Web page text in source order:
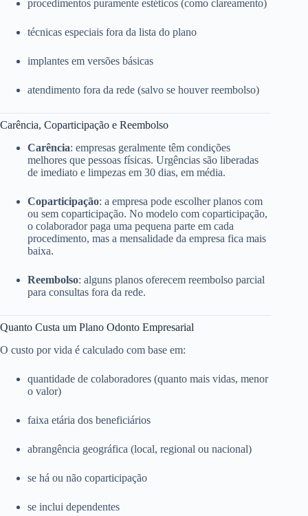
procedimentos puramente estéticos (como clareamento)
técnicas especiais fora da lista do plano
implantes em versões básicas
atendimento fora da rede (salvo se houver reembolso)
Carência, Coparticipação e Reembolso
Carência: empresas geralmente têm condições
melhores que pessoas físicas. Urgências são liberadas
de imediato e limpezas em 30 dias, em média.
Coparticipação: a empresa pode escolher planos com
ou sem coparticipação. No modelo com coparticipação,
o colaborador paga uma pequena parte em cada
procedimento, mas a mensalidade da empresa fica mais
baixa.
Reembolso: alguns planos oferecem reembolso parcial
para consultas fora da rede.
Quanto Custa um Plano Odonto Empresarial
O custo por vida é calculado com base em:
quantidade de colaboradores (quanto mais vidas, menor
o valor)
faixa etária dos beneficiários
abrangência geográfica (local, regional ou nacional)
se há ou não coparticipação
se inclui dependentes